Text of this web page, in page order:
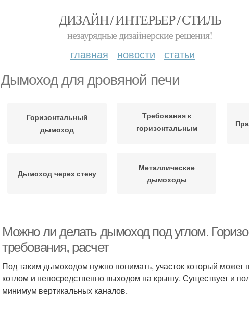
ДИЗАЙН / ИНТЕРЬЕР / СТИЛЬ
незаурядные дизайнерские решения!
главная новости статьи
Дымоход для дровяной печи
Горизонтальный
дымоход
Требования к
горизонтальным
Дымоход через стену
Металлические
дымоходы
Можно ли делать дымоход под углом.
требования, расчет
Под таким дымоходом нужно понимать, участок который может
котлом и непосредственно выходом на крышу. Существует и
минимум вертикальных каналов.